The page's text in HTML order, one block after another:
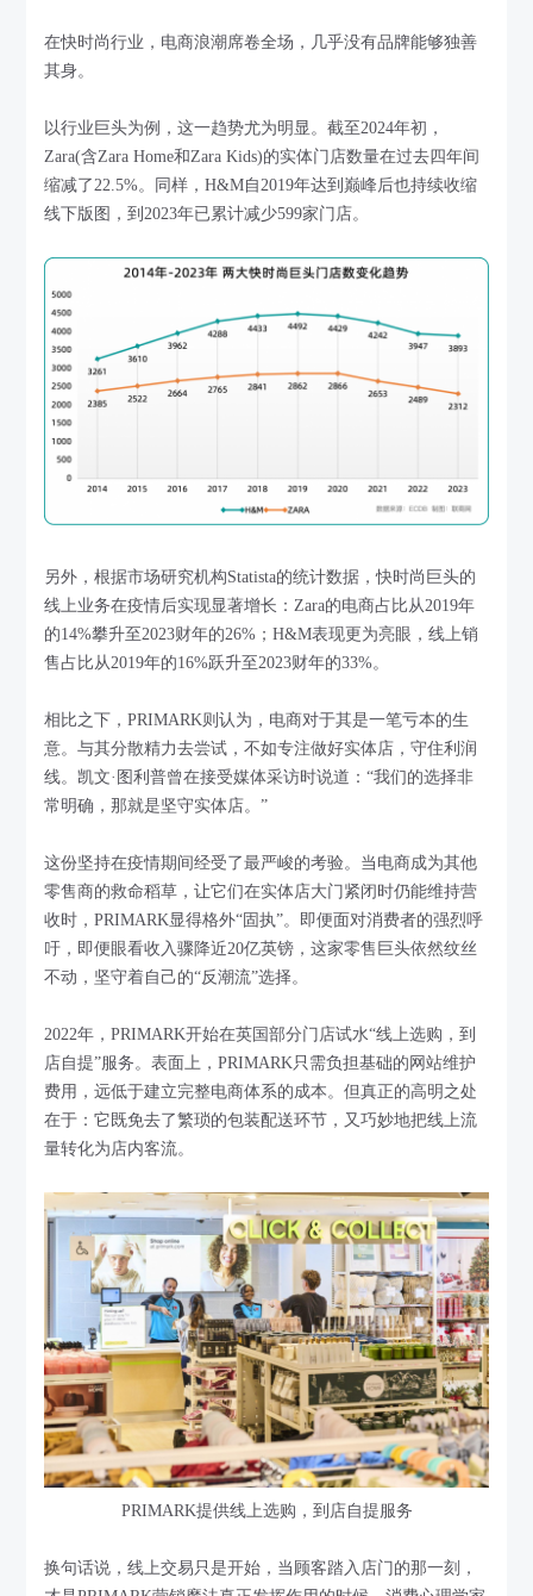
在快时尚行业，电商浪潮席卷全场，几乎没有品牌能够独善
其身。
以行业巨头为例，这一趋势尤为明显。截至2024年初，
Zara(含Zara Home和Zara Kids)的实体门店数量在过去四年间
缩减了22.5%。同样，H&M自2019年达到巅峰后也持续收缩
线下版图，到2023年已累计减少599家门店。
另外，根据市场研究机构Statista的统计数据，快时尚巨头的
线上业务在疫情后实现显著增长：Zara的电商占比从2019年
的14%攀升至2023财年的26%；H&M表现更为亮眼，线上销
售占比从2019年的16%跃升至2023财年的33%。
相比之下，PRIMARK则认为，电商对于其是一笔亏本的生
意。与其分散精力去尝试，不如专注做好实体店，守住利润
线。凯文·图利普曾在接受媒体采访时说道：“我们的选择非
常明确，那就是坚守实体店。”
这份坚持在疫情期间经受了最严峻的考验。当电商成为其他
零售商的救命稻草，让它们在实体店大门紧闭时仍能维持营
收时，PRIMARK显得格外“固执”。即便面对消费者的强烈呼
吁，即便眼看收入骤降近20亿英镑，这家零售巨头依然纹丝
不动，坚守着自己的“反潮流”选择。
2022年，PRIMARK开始在英国部分门店试水“线上选购，到
店自提”服务。表面上，PRIMARK只需负担基础的网站维护
费用，远低于建立完整电商体系的成本。但真正的高明之处
在于：它既免去了繁琐的包装配送环节，又巧妙地把线上流
量转化为店内客流。
PRIMARK提供线上选购，到店自提服务
换句话说，线上交易只是开始，当顾客踏入店门的那一刻，